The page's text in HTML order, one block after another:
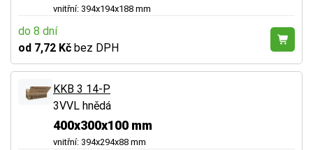
vnitřní: 394x194x188 mm
do 8 dní
od 7,72 Kč bez DPH
KKB 3 14-P
3VVL hnědá
400x300x100 mm
vnitřní: 394x294x88 mm